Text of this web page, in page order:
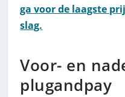
ga voor de laagste
slag.
Voor- en
plugandpay